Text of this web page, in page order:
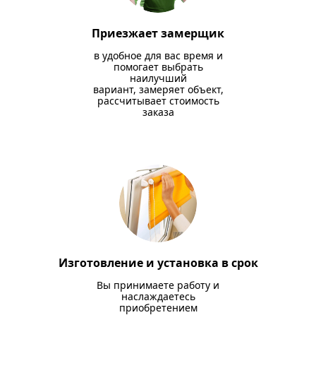
Приезжает замерщик
в удобное для вас время и
помогает выбрать
наилучший
вариант, замеряет объект,
рассчитывает стоимость
заказа
Изготовление и установка в срок
Вы принимаете работу и
наслаждаетесь
приобретением